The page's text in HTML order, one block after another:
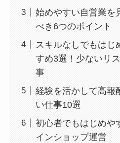
始めやすい自営業を
べき6つのポイント
スキルなしでもはじ
すめ3選！少ないリ
事
経験を活かして高報
い仕事10選
初心者でもはじめや
インショップ運営